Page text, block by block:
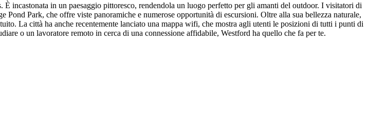
incastonata in un paesaggio pittoresco, rendendola un luogo perfetto per gli amanti del outdoor. I visitatori di
Park, che offre viste panoramiche e numerose opportunità di escursioni. Oltre alla sua bellezza naturale,
La città ha anche recentemente lanciato una mappa wifi, che mostra agli utenti le posizioni di tutti i punti di
o un lavoratore remoto in cerca di una connessione affidabile, Westford ha quello che fa per te.